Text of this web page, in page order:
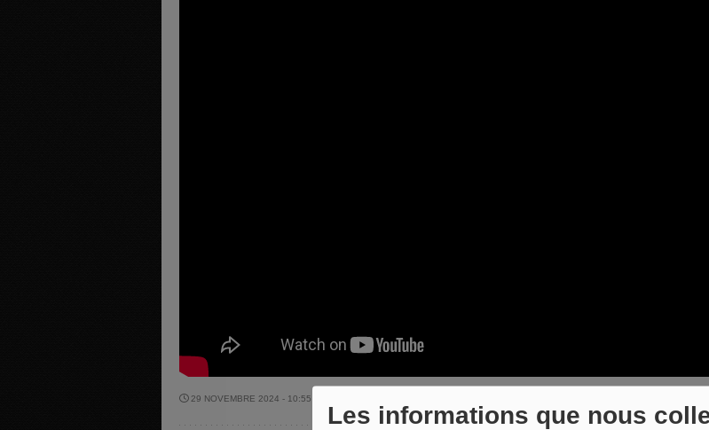
Les informations que nous
29 NOVEMBRE 2024 - 10:55 -
" C'EST UNE BONNE
La rubrique économique